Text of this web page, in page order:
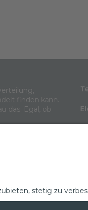
finden kann.
das. Egal, ob